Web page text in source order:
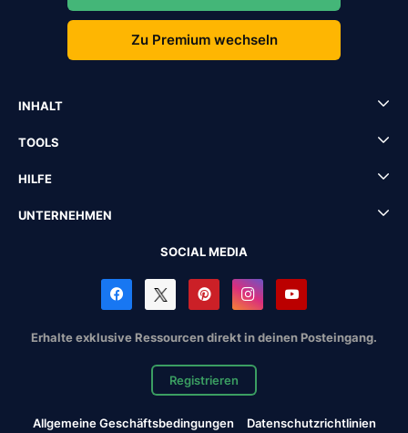
Zu Premium wechseln
INHALT
TOOLS
HILFE
UNTERNEHMEN
SOCIAL MEDIA
Erhalte exklusive Ressourcen direkt in deinen Posteingang.
Registrieren
Allgemeine Geschäftsbedingungen
Datenschutzrichtlinien